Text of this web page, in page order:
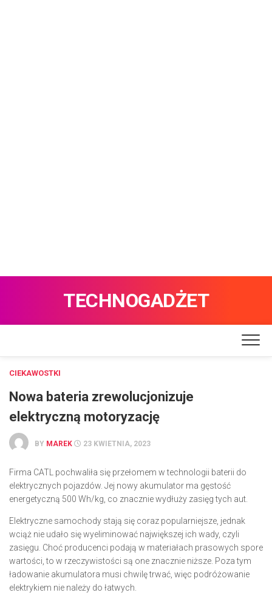
TECHNOGADŻET
CIEKAWOSTKI
Nowa bateria zrewolucjonizuje
elektryczną motoryzację
BY MAREK 23 KWIETNIA, 2023
Firma CATL pochwaliła się przełomem w technologii baterii do
elektrycznych pojazdów. Jej nowy akumulator ma gęstość
energetyczną 500 Wh/kg, co znacznie wydłuży zasięg tych aut.
Elektryczne samochody stają się coraz popularniejsze, jednak
wciąż nie udało się wyeliminować największej ich wady, czyli
zasięgu. Choć producenci podają w materiałach prasowych spore
wartości, to w rzeczywistości są one znacznie niższe. Poza tym
ładowanie akumulatora musi chwilę trwać, więc podróżowanie
elektrykiem nie należy do łatwych.